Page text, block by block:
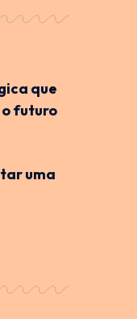
que
o futuro
uma